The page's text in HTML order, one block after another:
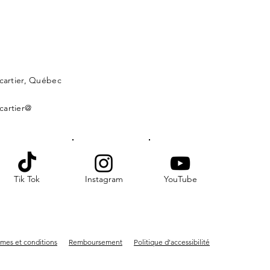
Québec
Tik Tok Instagram YouTube
et conditions Remboursement Politique d'accessibilité